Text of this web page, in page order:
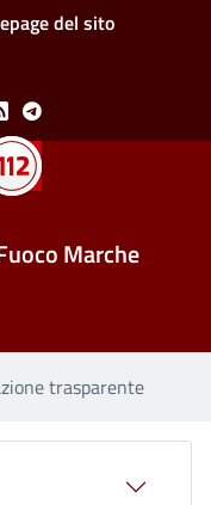
del sito
Telegram
Marche
trasparente